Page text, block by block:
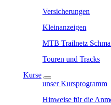
Versicherungen
Kleinanzeigen
MTB Trailnetz
Touren und Tracks
Kurse
unser Kursprogramm
Hinweise für die